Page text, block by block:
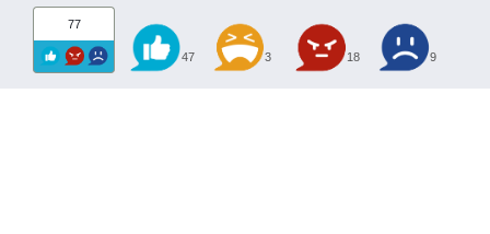
77
47 3 18 9